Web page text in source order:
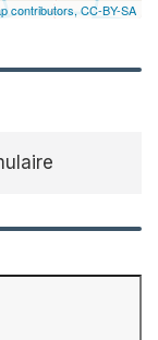
contributors,CC-BY-SA